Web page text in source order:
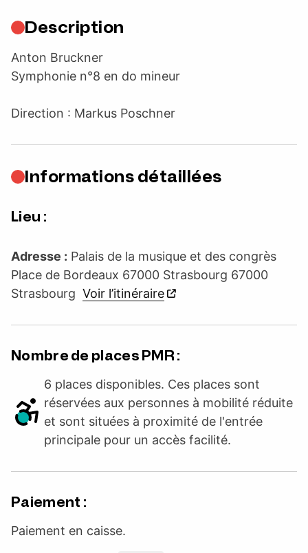
Description
Anton Bruckner
Symphonie n°8 en do mineur
Direction : Markus Poschner
Informations détaillées
Lieu :
Adresse : Palais de la musique et des congrès
Place de Bordeaux 67000 Strasbourg 67000
Strasbourg Voir l’itinéraire
Nombre de places PMR :
6 places disponibles. Ces places sont
réservées aux personnes à mobilité réduite
et sont situées à proximité de l'entrée
principale pour un accès facilité.
Paiement :
Paiement en caisse.